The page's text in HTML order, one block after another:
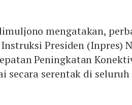
mengatakan,
Presiden (Inpres)
Peningkatan
secara serentak di